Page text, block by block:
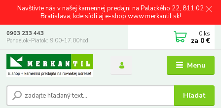
Navštívte nás v našej kamennej predajni na Palackého 22, 811 02
Bratislava, kde sídli aj e-shop www.merkantil.sk!
Menu
Hľadať
0903 233 443
Pondelok-Piatok: 9.00-17.00hod.
0 ks
za 0 €